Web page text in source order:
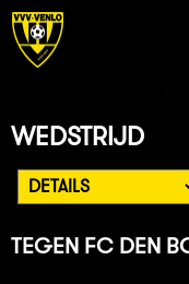
WEDSTRIJD
TEGEN FC DEN